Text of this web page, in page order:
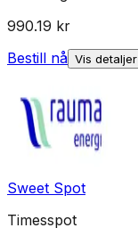
990.19 kr
Bestill nå Vis detaljer
Sweet Spot
Timesspot